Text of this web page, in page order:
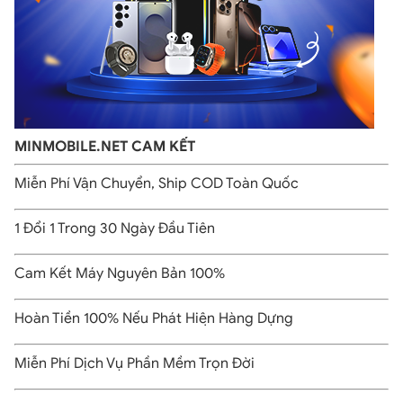
iPhone 12 Pro cũ giá rẻ, nguyên zin 100%
Camera iPhone 12 Pro chất lượng hơn
Dòng iPhone 12 Pro còn được hỗ trợ thêm camera cảm biến Tele
MINMOBILE.NET CAM KẾT
Miễn Phí Vận Chuyển, Ship COD Toàn Quốc
1 Đổi 1 Trong 30 Ngày Đầu Tiên
Cam Kết Máy Nguyên Bản 100%
Hoàn Tiền 100% Nếu Phát Hiện Hàng Dựng
Miễn Phí Dịch Vụ Phần Mềm Trọn Đời